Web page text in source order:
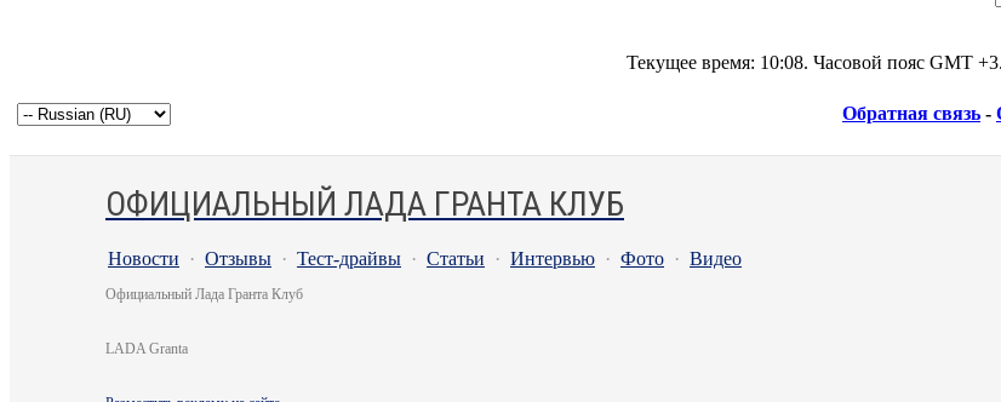
Текущее время: 10:08. Часовой пояс GMT +3.
Обратная связь -
ОФИЦИАЛЬНЫЙ ЛАДА ГРАНТА КЛУБ
Новости · Отзывы · Тест-драйвы · Статьи · Интервью · Фото · Видео
Официальный Лада Гранта Клуб
LADA Granta